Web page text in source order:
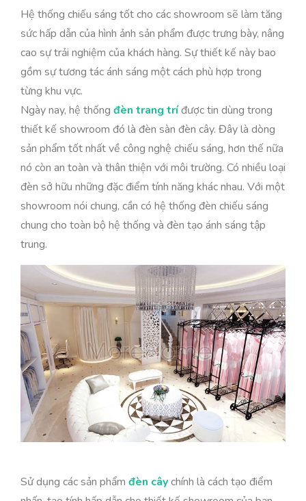
Hệ thống chiếu sáng tốt cho các showroom sẽ làm tăng
sức hấp dẫn của hình ảnh sản phẩm được trưng bày, nâng
cao sự trải nghiệm của khách hàng. Sự thiết kế này bao
gồm sự tương tác ánh sáng một cách phù hợp trong
từng khu vực.
Ngày nay, hệ thống đèn trang tríđược tin dùng trong
thiết kế showroom đó là đèn sàn đèn cây. Đây là dòng
sản phẩm tốt nhất về công nghệ chiếu sáng, hơn thế nữa
nó còn an toàn và thân thiện với môi trường. Có nhiều loại
đèn sở hữu những đặc điểm tính năng khác nhau. Với một
showroom nói chung, cần có hệ thống đèn chiếu sáng
chung cho toàn bộ hệ thống và đèn tạo ánh sáng tập
trung.
Sử dụng các sản phẩm đèn câychính là cách tạo điểm